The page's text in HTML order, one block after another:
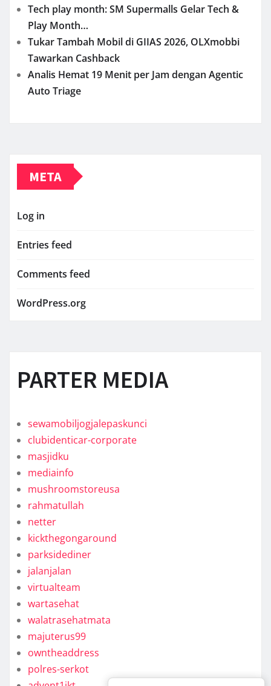
Tech play month: SM Supermalls Gelar Tech &
Play Month…
Tukar Tambah Mobil di GIIAS 2026, OLXmobbi
Tawarkan Cashback
Analis Hemat 19 Menit per Jam dengan Agentic
Auto Triage
META
Log in
Entries feed
Comments feed
WordPress.org
PARTER MEDIA
sewamobiljogjalepaskunci
clubidenticar-corporate
masjidku
mediainfo
mushroomstoreusa
rahmatullah
netter
kickthegongaround
parksidediner
jalanjalan
virtualteam
wartasehat
walatrasehatmata
majuterus99
owntheaddress
polres-serkot